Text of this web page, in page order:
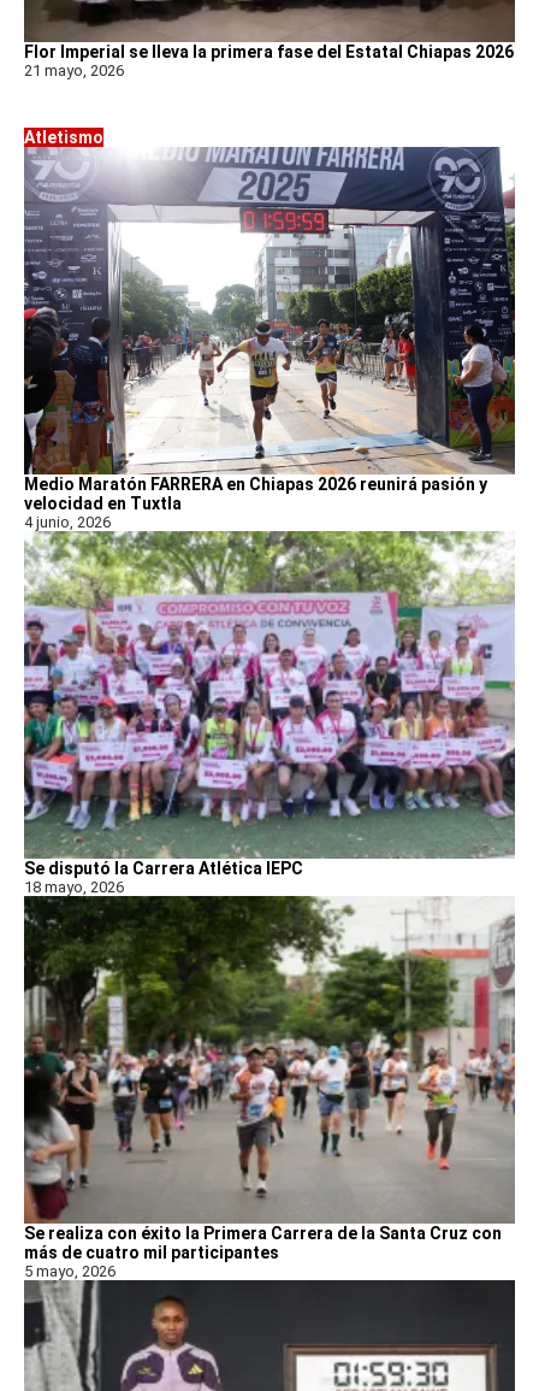
Flor Imperial se lleva la primera fase del Estatal Chiapas 2026
21 mayo, 2026
Atletismo
Medio Maratón FARRERA en Chiapas 2026 reunirá pasión y
velocidad en Tuxtla
4 junio, 2026
Se disputó la Carrera Atlética IEPC
18 mayo, 2026
Se realiza con éxito la Primera Carrera de la Santa Cruz con
más de cuatro mil participantes
5 mayo, 2026